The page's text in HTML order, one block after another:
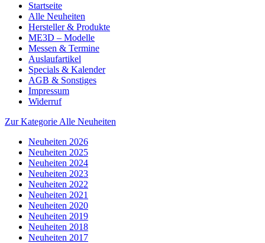
Startseite
Alle Neuheiten
Hersteller & Produkte
ME3D – Modelle
Messen & Termine
Auslaufartikel
Specials & Kalender
AGB & Sonstiges
Impressum
Widerruf
Zur Kategorie Alle Neuheiten
Neuheiten 2026
Neuheiten 2025
Neuheiten 2024
Neuheiten 2023
Neuheiten 2022
Neuheiten 2021
Neuheiten 2020
Neuheiten 2019
Neuheiten 2018
Neuheiten 2017